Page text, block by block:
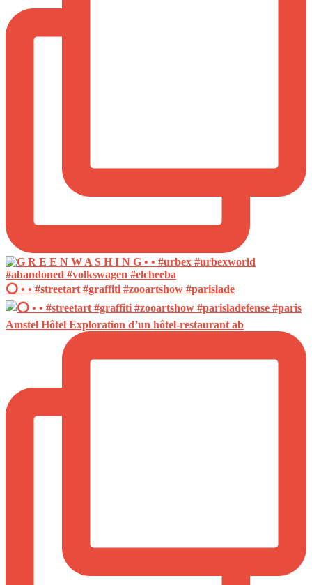
⭕️ • • #streetart #graffiti #zooartshow #parislade
Amstel Hôtel Exploration d’un hôtel-restaurant ab